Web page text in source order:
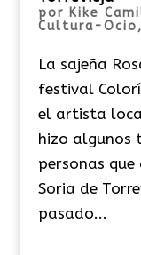
por Kike
Cultura-Ocio,
La sajeña
festival
el artista
hizo algunos
personas
Soria de
pasado...